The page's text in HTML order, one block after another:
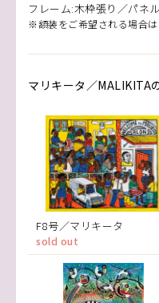
フレーム:木枠張り／パネル
※額装をご希望される場合は
マリキータ／MALIKITA
F8号／マリキータ
sold out